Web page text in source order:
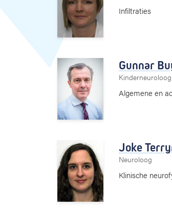
Infiltraties
Gunnar
Kinderneuroloog
Algemene en
Joke
Neuroloog
Klinische